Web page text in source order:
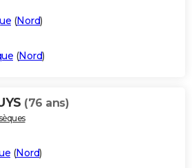
(Nord)
(Nord)
(76 ans)
(Nord)